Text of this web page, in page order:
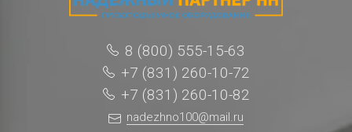
8 (800) 555-15-63
+7 (831) 260-10-72
+7 (831) 260-10-82
nadezhno100@mail.ru